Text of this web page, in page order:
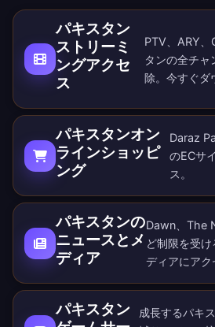
パキスタン
ストリーミ
ングアクセ
ス
PTV、ARY
タンの全チャ
除。今すぐダ
パキスタンオン
ラインショッピ
ング
Daraz
のECサ
ス。
パキスタンの
ニュースとメ
ディア
Dawn、The
ど制限を受
ディアにアク
パキスタン
成長するパキ